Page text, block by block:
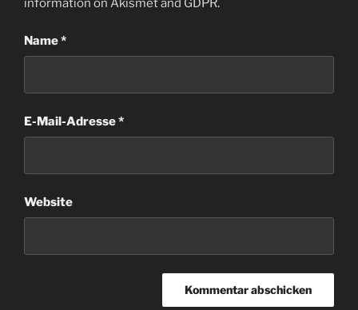
information on Akismet and GDPR.
Name*
E-Mail-Adresse*
Website